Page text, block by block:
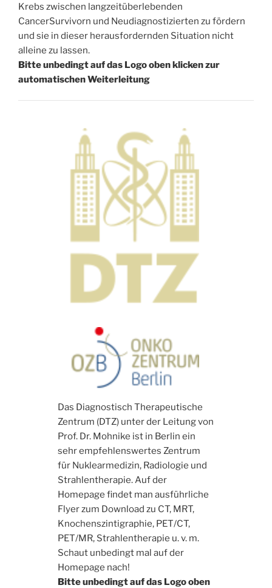
Krebs zwischen langzeitüberlebenden
CancerSurvivorn und Neudiagnostizierten zu fördern
und sie in dieser herausfordernden Situation nicht
alleine zu lassen.
Bitte unbedingt auf das Logo oben klicken zur
automatischen Weiterleitung
Das Diagnostisch Therapeutische
Zentrum (DTZ) unter der Leitung von
Prof. Dr. Mohnike ist in Berlin ein
sehr empfehlenswertes Zentrum
für Nuklearmedizin, Radiologie und
Strahlentherapie. Auf der
Homepage findet man ausführliche
Flyer zum Download zu CT, MRT,
Knochenszintigraphie, PET/CT,
PET/MR, Strahlentherapie u. v. m.
Schaut unbedingt mal auf der
Homepage nach!
Bitte unbedingt auf das Logo oben